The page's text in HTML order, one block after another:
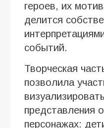
героев, их
делится
событий.
Творческая
позволила
представления
персонажах: